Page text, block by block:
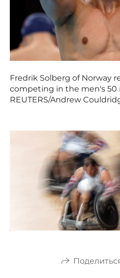
Fredrik Solberg of Norway
competing in the men's 50
REUTERS/Andrew